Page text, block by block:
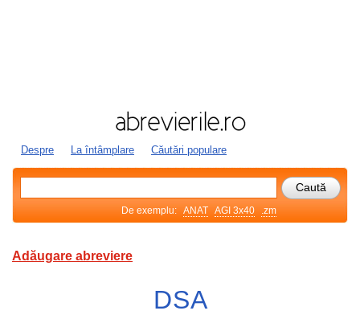
Despre La întâmplare Căutări populare
De exemplu: ANAT AGI 3x40 .zm
Adăugare abreviere
DSA